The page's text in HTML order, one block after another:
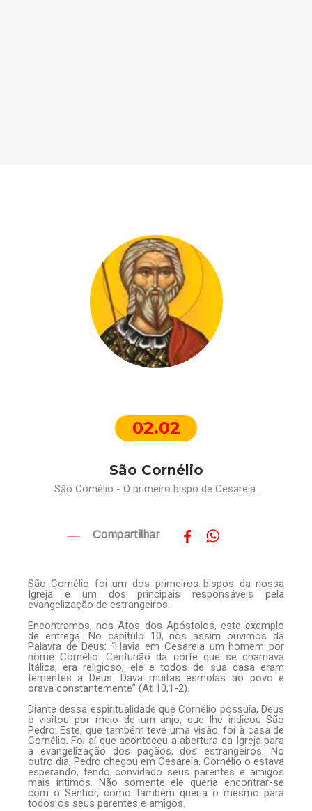
02.02
São Cornélio
São Cornélio - O primeiro bispo de Cesareia.
Compartilhar
São Cornélio foi um dos primeiros bispos da nossa
Igreja e um dos principais responsáveis pela
evangelização de estrangeiros.
Encontramos, nos Atos dos Apóstolos, este exemplo
de entrega. No capítulo 10, nós assim ouvimos da
Palavra de Deus: “Havia em Cesareia um homem por
nome Cornélio. Centurião da corte que se chamava
Itálica, era religioso; ele e todos de sua casa eram
tementes a Deus. Dava muitas esmolas ao povo e
orava constantemente” (At 10,1-2).
Diante dessa espiritualidade que Cornélio possuía, Deus
o visitou por meio de um anjo, que lhe indicou São
Pedro. Este, que também teve uma visão, foi à casa de
Cornélio. Foi aí que aconteceu a abertura da Igreja para
a evangelização dos pagãos, dos estrangeiros. No
outro dia, Pedro chegou em Cesareia. Cornélio o estava
esperando, tendo convidado seus parentes e amigos
mais íntimos. Não somente ele queria encontrar-se
com o Senhor, como também queria o mesmo para
todos os seus parentes e amigos.